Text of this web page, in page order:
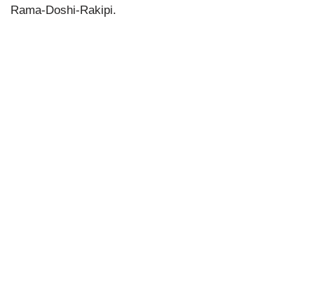
Rama-Doshi-Rakipi.